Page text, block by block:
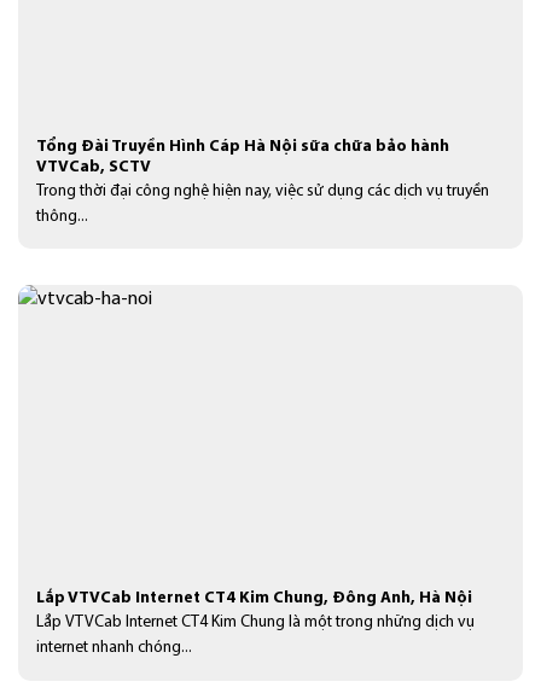
Tổng Đài Truyền Hình Cáp Hà Nội sữa chữa bảo hành
VTVCab, SCTV
Trong thời đại công nghệ hiện nay, việc sử dụng các dịch vụ truyền
thông...
Lắp VTVCab Internet CT4 Kim Chung, Đông Anh, Hà Nội
Lắp VTVCab Internet CT4 Kim Chung là một trong những dịch vụ
internet nhanh chóng...